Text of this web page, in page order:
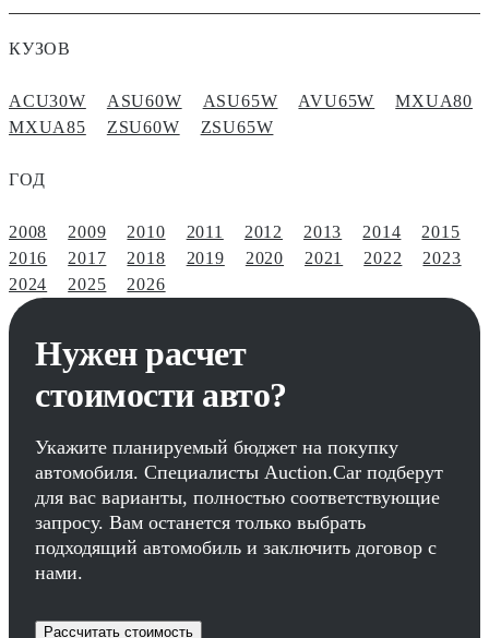
КУЗОВ
ACU30W ASU60W ASU65W AVU65W
MXUA80
MXUA85
ZSU60W ZSU65W
ГОД
2008 2009 2010 2011 2012 2013 2014
2015
2016
2017 2018 2019 2020 2021 2022
2023
2024
2025 2026
Нужен расчет
стоимости авто?
Укажите планируемый бюджет на покупку
автомобиля. Специалисты Auction.Car подберут
для вас варианты, полностью соответствующие
запросу. Вам останется только выбрать
подходящий автомобиль и заключить договор с
нами.
Рассчитать стоимость